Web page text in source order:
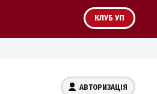
КЛУБ УП
АВТОРИЗАЦІЯ